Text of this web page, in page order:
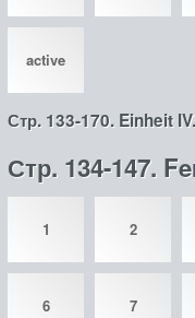
active
Стр. 133-170. Einheit
Стр. 134-147.
1 2
6 7